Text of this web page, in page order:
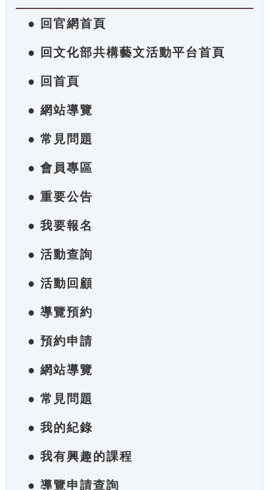
● 回官網首頁
● 回文化部共構藝文活動平台首頁
● 回首頁
● 網站導覽
● 常見問題
● 會員專區
● 重要公告
● 我要報名
● 活動查詢
● 活動回顧
● 導覽預約
● 預約申請
● 網站導覽
● 常見問題
● 我的紀錄
● 我有興趣的課程
● 導覽申請查詢